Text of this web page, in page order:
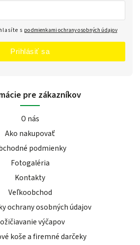
s podmienkami ochrany osobných údajov
Prihlásiť sa
pre zákazníkov
O nás
Ako nakupovať
podmienky
Fotogaléria
Kontakty
Veľkoobchod
ochrany osobných údajov
výčapov
koše a firemné darčeky